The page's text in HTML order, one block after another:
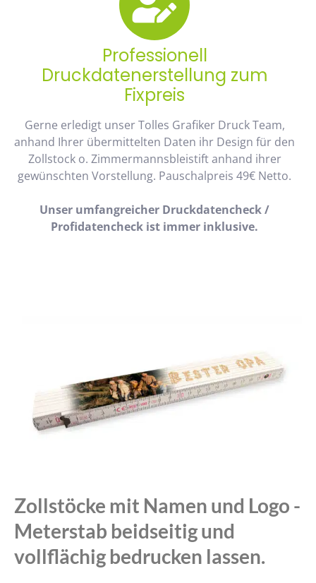
Professionell
Druckdatenerstellung zum
Fixpreis
Gerne erledigt unser Tolles Grafiker Druck Team,
anhand Ihrer übermittelten Daten ihr Design für den
Zollstock o. Zimmermannsbleistift anhand ihrer
gewünschten Vorstellung. Pauschalpreis 49€ Netto.
Unser umfangreicher Druckdatencheck /
Profidatencheck ist immer inklusive.
Zollstöcke mit Namen und Logo -
Meterstab beidseitig und
vollflächig bedrucken lassen.